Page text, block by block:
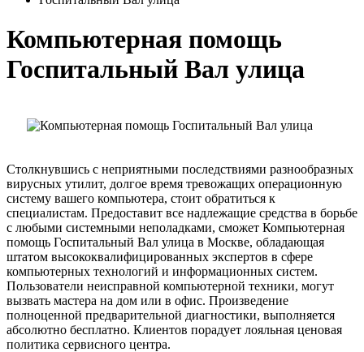
Компьютерная помощь
Госпитальный Вал улица
Столкнувшись с неприятными последствиями разнообразных
вирусных утилит, долгое время тревожащих операционную
систему вашего компьютера, стоит обратиться к
специалистам. Предоставит все надлежащие средства в борьбе
с любыми системными неполадками, сможет Компьютерная
помощь Госпитальный Вал улица в Москве, обладающая
штатом высококвалифицированных экспертов в сфере
компьютерных технологий и информационных систем.
Пользователи неисправной компьютерной техники, могут
вызвать мастера на дом или в офис. Произведение
полноценной предварительной диагностики, выполняется
абсолютно бесплатно. Клиентов порадует лояльная ценовая
политика сервисного центра.